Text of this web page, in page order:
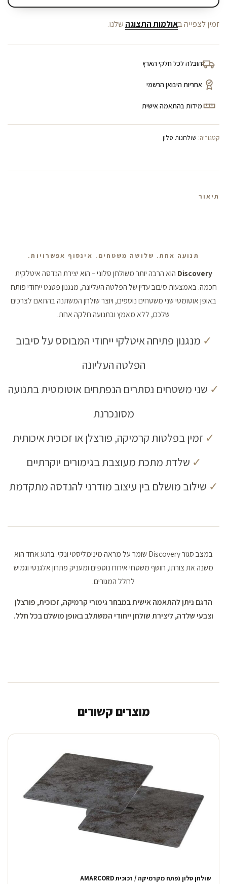
זמין לצפייה באולמות התצוגה שלנו.
הובלה לכל חלקי הארץ
אחריות היבואן הרשמי
מידות בהתאמה אישית
קטגוריה: שולחנות סלון
תיאור
תנועה אחת. שלושה משטחים. אינסוף אפשרויות.
Discovery הוא הרבה יותר משולחן סלוני – הוא יצירת הנדסה איטלקית
חכמה. באמצעות סיבוב עדין של הפלטה העליונה, מנגנון פטנט ייחודי פותח
באופן אוטומטי שני משטחים נוספים, ויוצר שולחן המשתנה בהתאם לצרכים
שלכם, ללא מאמץ ובתנועה חלקה אחת.
✓ מנגנון פתיחה איטלקי ייחודי המבוסס על סיבוב
הפלטה העליונה
✓ שני משטחים נסתרים הנפתחים אוטומטית בתנועה
מסונכרנת
✓ זמין בפלטות קרמיקה, פורצלן או זכוכית איכותית
✓ שלדת מתכת מעוצבת בגימורים יוקרתיים
✓ שילוב מושלם בין עיצוב מודרני להנדסה מתקדמת
במצב סגור Discovery שומר על מראה מינימליסטי ונקי. ברגע אחד הוא
משנה את צורתו, חושף משטחי אירוח נוספים ומעניק פתרון אלגנטי וגמיש
לחלל המגורים.
הדגם ניתן להתאמה אישית במבחר גימורי קרמיקה, זכוכית, פורצלן
וצבעי שלדה, ליצירת שולחן ייחודי המשתלב באופן מושלם בכל חלל.
מוצרים קשורים
שולחן סלון נפתח מקרמיקה / זכוכית AMARCORD